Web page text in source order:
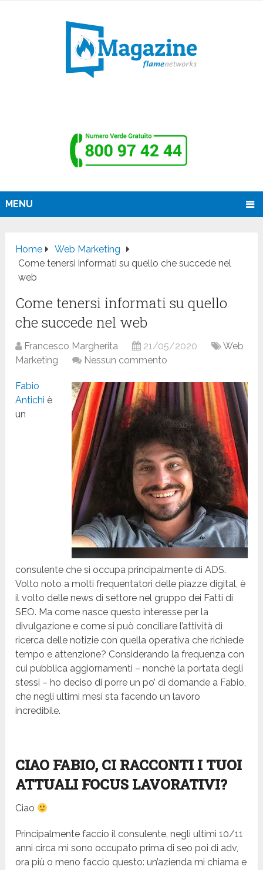
MENU
Home
Web Marketing
Come tenersi informati su quello che succede nel
web
Come tenersi informati su quello
che succede nel web
Francesco Margherita 21/05/2020
Web
Marketing
Nessun commento
Fabio
Antichi è
un
consulente che si occupa principalmente di ADS.
Volto noto a molti frequentatori delle piazze digital, è
il volto delle news di settore nel gruppo dei Fatti di
SEO. Ma come nasce questo interesse per la
divulgazione e come si può conciliare l’attività di
ricerca delle notizie con quella operativa che richiede
tempo e attenzione? Considerando la frequenza con
cui pubblica aggiornamenti – nonché la portata degli
stessi – ho deciso di porre un po’ di domande a Fabio,
che negli ultimi mesi sta facendo un lavoro
incredibile.
CIAO FABIO, CI RACCONTI I TUOI
ATTUALI FOCUS LAVORATIVI?
Ciao
Principalmente faccio il consulente, negli ultimi 10/11
anni circa mi sono occupato prima di seo poi di adv,
ora più o meno faccio questo: un’azienda mi chiama e